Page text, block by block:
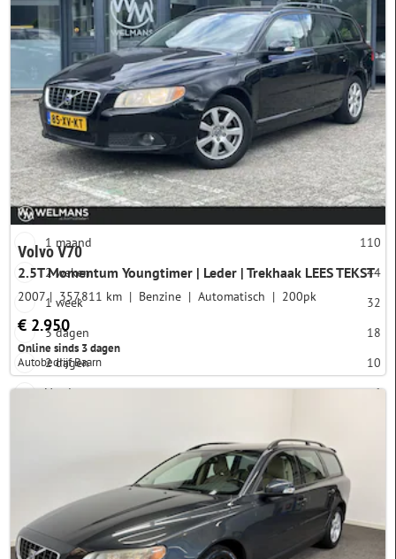
2 cilinders
0
3 cilinders
0
4 cilinders
137
5 cilinders
171
6 cilinders
18
Meer opties
Cilinderinhoud
Accucapaciteit
Categorie
Gebruikt
Aangeboden sinds
1 maand
110
2 weken
44
1 week
32
3 dagen
18
2 dagen
10
Vandaag
6
Toon alleen import
Volvo V70
2.5T Momentum Youngtimer | Leder | Trekhaak LEES TEKST
2007 357.811 km Benzine Automatisch 200pk
€ 2.950
Online sinds 3 dagen
Autobedrijf Baarn